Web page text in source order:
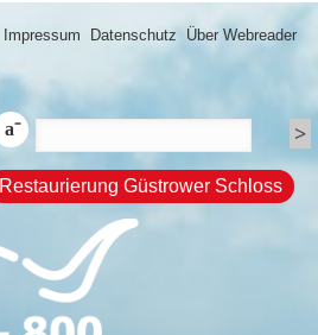
Impressum Datenschutz Über Webreader
Restaurierung Güstrower Schloss